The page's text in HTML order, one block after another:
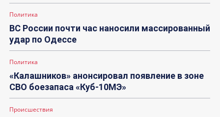
Политика
ВС России почти час наносили массированный
удар по Одессе
Политика
«Калашников» анонсировал появление в зоне
СВО боезапаса «Куб-10МЭ»
Происшествия